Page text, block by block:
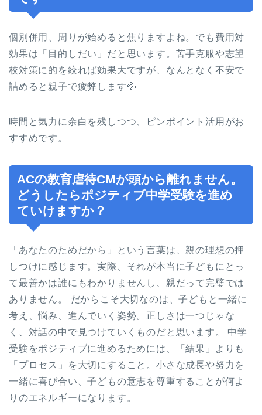
個別併用、周りが始めると焦りますよね。でも費用対
効果は「目的しだい」だと思います。苦手克服や志望
校対策に的を絞れば効果大ですが、なんとなく不安で
詰めると親子で疲弊します💦
時間と気力に余白を残しつつ、ピンポイント活用がお
すすめです。
ACの教育虐待CMが頭から離れません。
どうしたらポジティブ中学受験を進め
ていけますか？
「あなたのためだから」という言葉は、親の理想の押
しつけに感じます。実際、それが本当に子どもにとっ
て最善かは誰にもわかりませんし、親だって完璧では
ありません。 だからこそ大切なのは、子どもと一緒に
考え、悩み、進んでいく姿勢。正しさは一つじゃな
く、対話の中で見つけていくものだと思います。 中学
受験をポジティブに進めるためには、「結果」よりも
「プロセス」を大切にすること。小さな成長や努力を
一緒に喜び合い、子どもの意志を尊重することが何よ
りのエネルギーになります。